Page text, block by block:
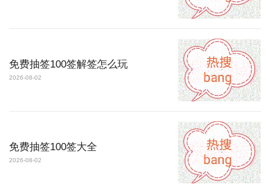
免费抽签100签解签怎么玩
2026-08-02
免费抽签100签大全
2026-08-02